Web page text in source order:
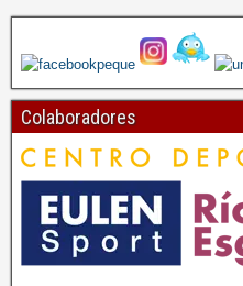
Colaboradores